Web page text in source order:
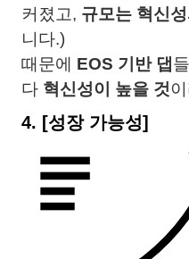
커졌고, 규모는 혁신성
니다.)
때문에 EOS 기반 댑
다 혁신성이 높을 것
4. [성장 가능성]